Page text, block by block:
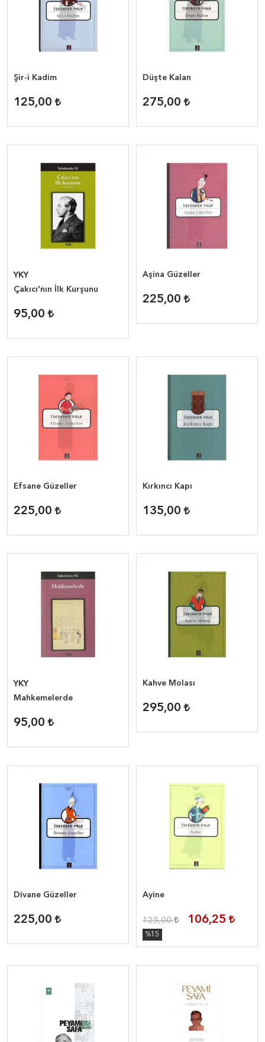
Şir-i Kadim
125,00
Düşte Kalan
275,00
YKY
Çakıcı'nın İlk Kurşunu
95,00
Aşina Güzeller
225,00
Efsane Güzeller
225,00
Kırkıncı Kapı
135,00
YKY
Mahkemelerde
95,00
Kahve Molası
295,00
Divane Güzeller
225,00
Ayine
125,00 106,25
%15